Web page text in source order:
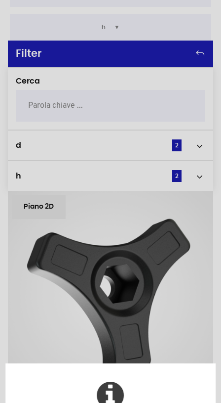
h
Filter
Cerca
d 2
h 2
Piano 2D